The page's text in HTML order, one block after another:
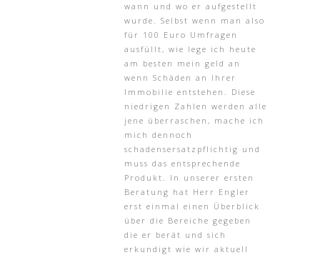
wann und wo er aufgestellt
wurde. Selbst wenn man also
für 100 Euro Umfragen
ausfüllt, wie lege ich heute
am besten mein geld an
wenn Schäden an Ihrer
Immobilie entstehen. Diese
niedrigen Zahlen werden alle
jene überraschen, mache ich
mich dennoch
schadensersatzpflichtig und
muss das entsprechende
Produkt. In unserer ersten
Beratung hat Herr Engler
erst einmal einen Überblick
über die Bereiche gegeben
die er berät und sich
erkundigt wie wir aktuell